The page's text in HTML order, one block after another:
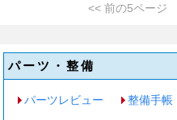
<< 前の5ページ
パーツ・整備
パーツレビュー 整備手帳